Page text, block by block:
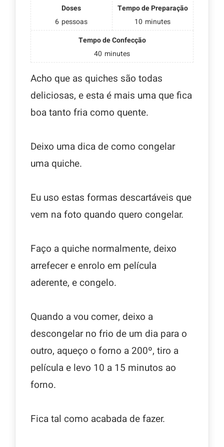
Doses
6 pessoas
Tempo de Preparação
10 minutes
Tempo de Confecção
40 minutes
Acho que as quiches são todas
deliciosas, e esta é mais uma que fica
boa tanto fria como quente.
Deixo uma dica de como congelar
uma quiche.
Eu uso estas formas descartáveis que
vem na foto quando quero congelar.
Faço a quiche normalmente, deixo
arrefecer e enrolo em película
aderente, e congelo.
Quando a vou comer, deixo a
descongelar no frio de um dia para o
outro, aqueço o forno a 200º, tiro a
película e levo 10 a 15 minutos ao
forno.
Fica tal como acabada de fazer.